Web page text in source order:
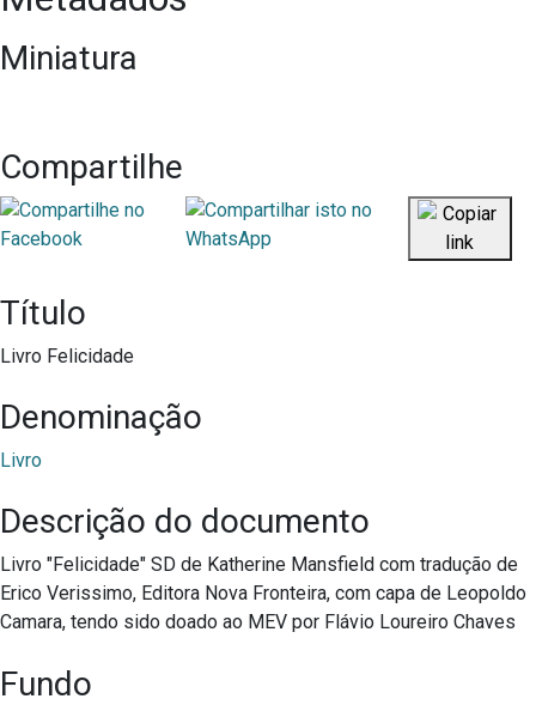
Miniatura
Compartilhe
Título
Livro Felicidade
Denominação
Livro
Descrição do documento
Livro "Felicidade" SD de Katherine Mansfield com tradução de
Erico Verissimo, Editora Nova Fronteira, com capa de Leopoldo
Camara, tendo sido doado ao MEV por Flávio Loureiro Chaves
Fundo